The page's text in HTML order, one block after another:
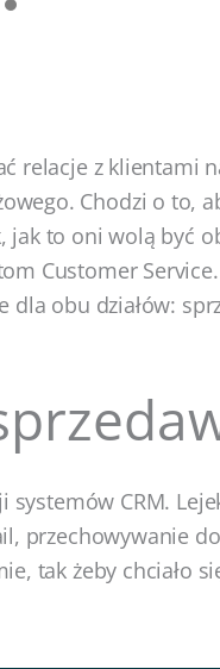
relacje z klientami
Chodzi o to,
jak to oni wolą być
Customer
obu działów:
CRM.
przechowywanie
tak żeby chciało